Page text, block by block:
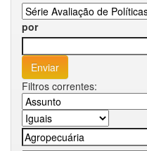
por
Filtros correntes: